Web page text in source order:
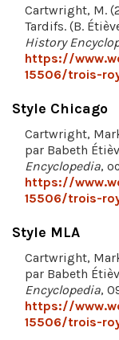
Cartwright, M.
Tardifs. (B.
History
https://
15506/trois-
Style Chicago
Cartwright,
par Babeth
Encyclopedia,
https://
15506/trois-
Style MLA
Cartwright,
par Babeth
Encyclopedia,
https://
15506/trois-